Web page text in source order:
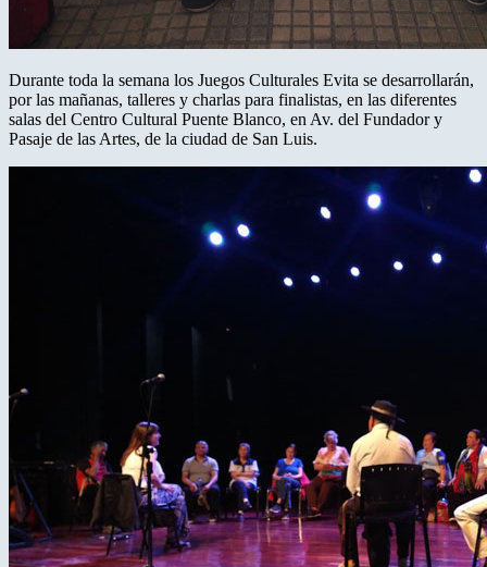
Durante toda la semana los Juegos Culturales Evita se desarrollarán,
por las mañanas, talleres y charlas para finalistas, en las diferentes
salas del Centro Cultural Puente Blanco, en Av. del Fundador y
Pasaje de las Artes, de la ciudad de San Luis.